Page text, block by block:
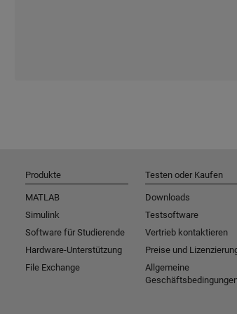
Produkte
MATLAB
Simulink
Software für Studierende
Hardware-Unterstützung
File Exchange
Testen oder Kaufen
Downloads
Testsoftware
Vertrieb kontaktieren
Preise und
Allgemeine